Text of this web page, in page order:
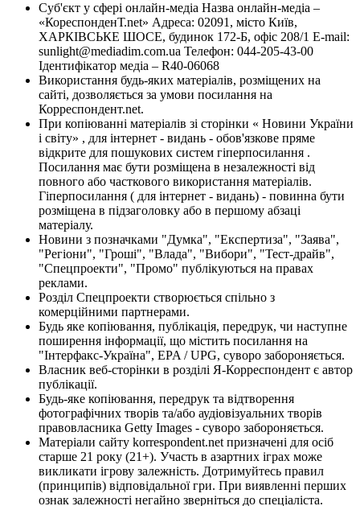
Суб'єкт у сфері онлайн-медіа Назва онлайн-медіа –
«КореспонденТ.net» Адреса: 02091, місто Київ,
ХАРКІВСЬКЕ ШОСЕ, будинок 172-Б, офіс 208/1 E-mail:
sunlight@mediadim.com.ua Телефон: 044-205-43-00
Ідентифікатор медіа – R40-06068
Використання будь-яких матеріалів, розміщених на
сайті, дозволяється за умови посилання на
Корреспондент.net.
При копіюванні матеріалів зі сторінки « Новини України
і світу» , для інтернет - видань - обов'язкове пряме
відкрите для пошукових систем гіперпосилання .
Посилання має бути розміщена в незалежності від
повного або часткового використання матеріалів.
Гіперпосилання ( для інтернет - видань) - повинна бути
розміщена в підзаголовку або в першому абзаці
матеріалу.
Новини з позначками "Думка", "Експертиза", "Заява",
"Регіони", "Гроші", "Влада", "Вибори", "Тест-драйв",
"Спецпроекти", "Промо" публікуються на правах
реклами.
Розділ Спецпроекти створюється спільно з
комерційними партнерами.
Будь яке копіювання, публікація, передрук, чи наступне
поширення інформації, що містить посилання на
"Інтерфакс-Україна", EPA / UPG, суворо забороняється.
Власник веб-сторінки в розділі Я-Корреспондент є автор
публікації.
Будь-яке копіювання, передрук та відтворення
фотографічних творів та/або аудіовізуальних творів
правовласника Getty Images - суворо забороняється.
Матеріали сайту korrespondent.net призначені для осіб
старше 21 року (21+). Участь в азартних іграх може
викликати ігрову залежність. Дотримуйтесь правил
(принципів) відповідальної гри. При виявленні перших
ознак залежності негайно зверніться до спеціаліста.